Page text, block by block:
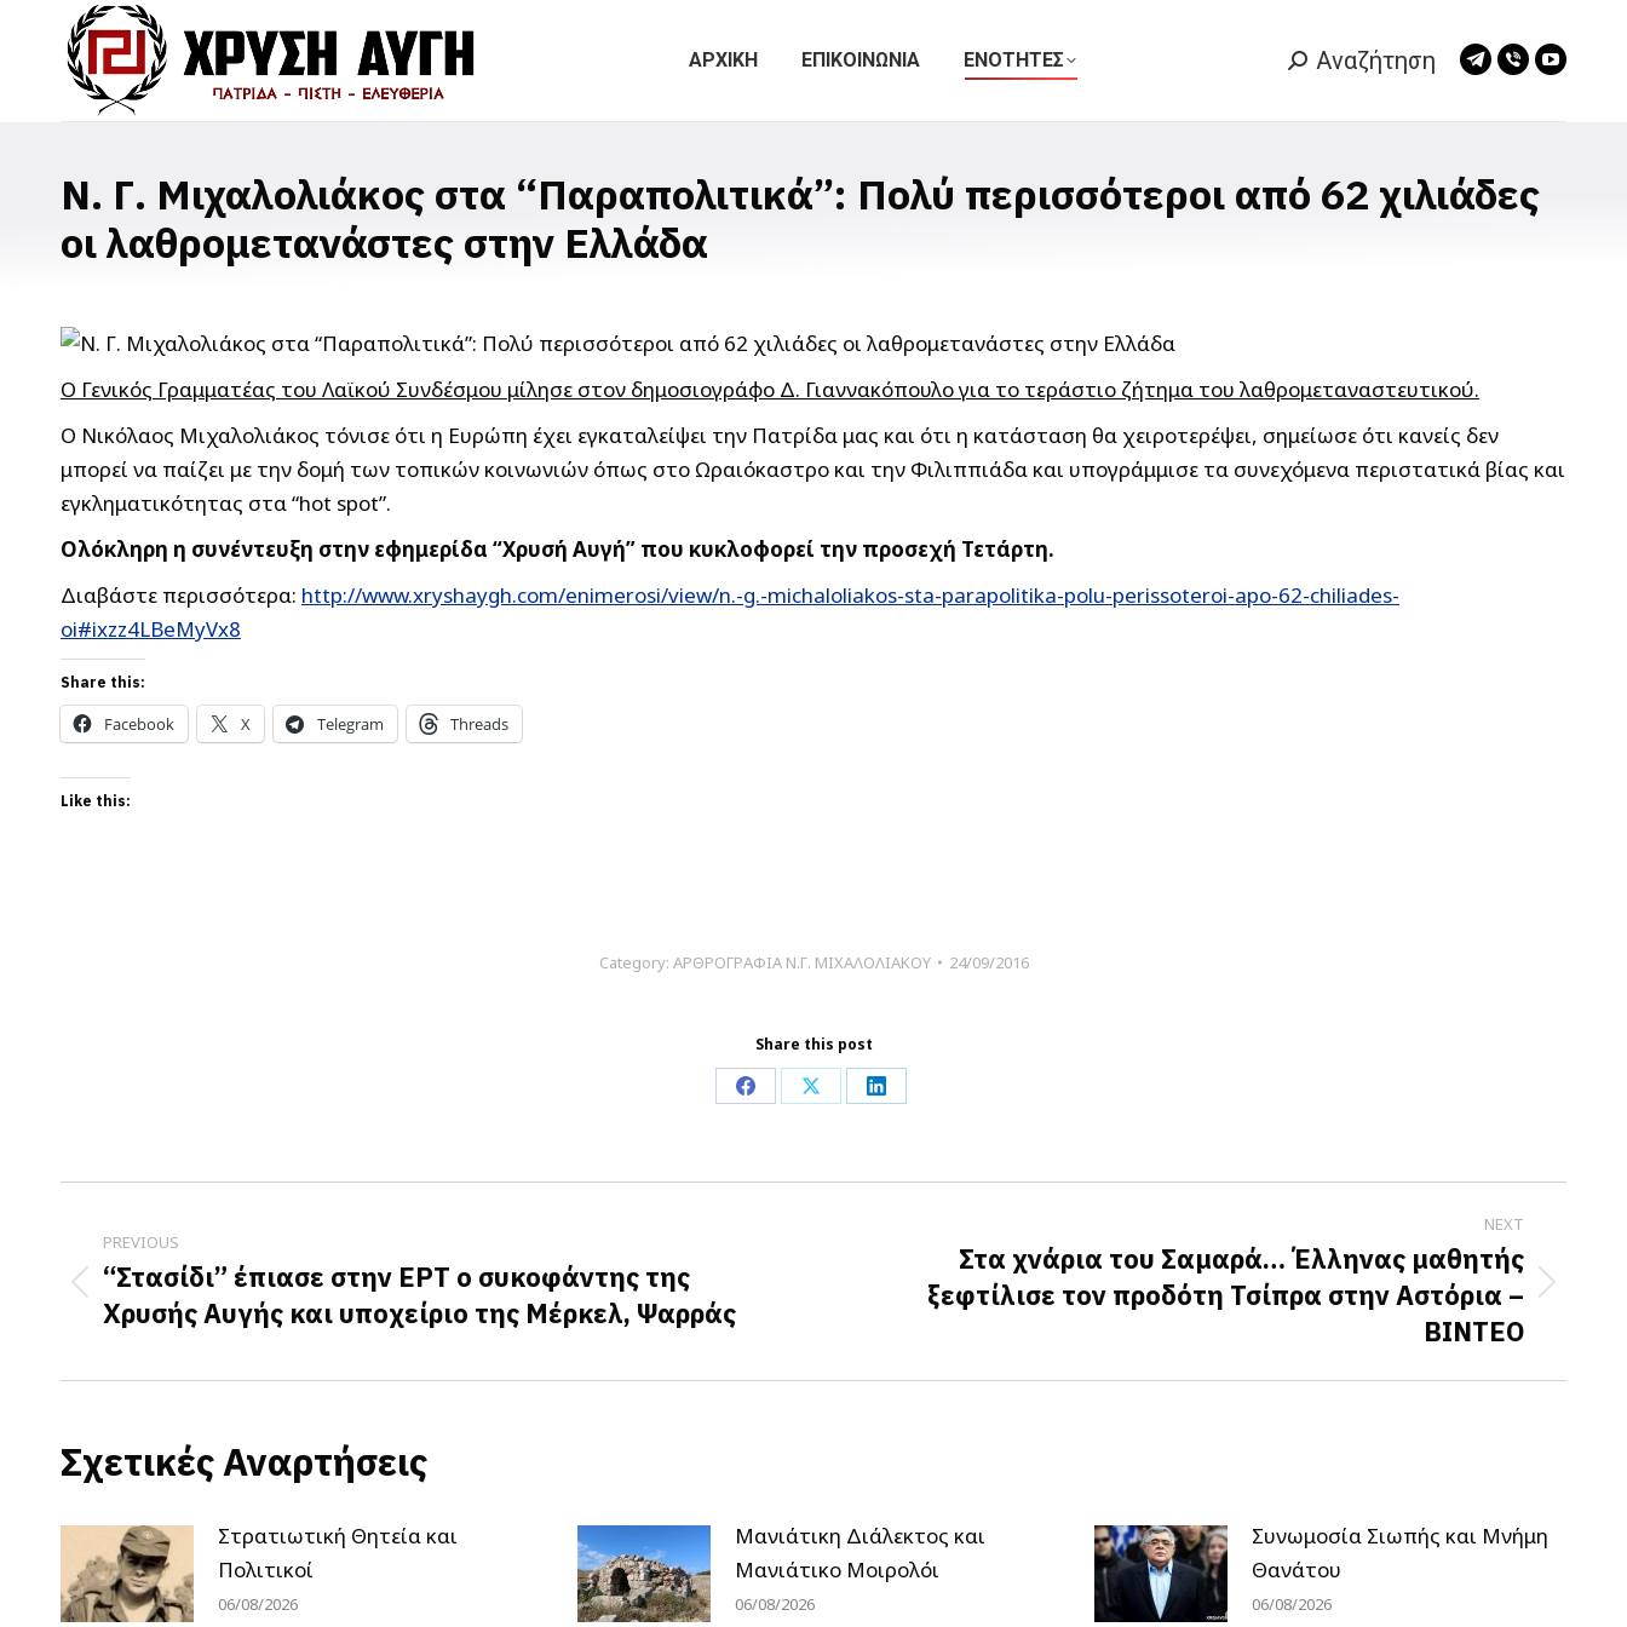
ΑΡΧΙΚΗ ΕΠΙΚΟΙΝΩΝΙΑ ΕΝΟΤΗΤΕΣ Search:
Αναζήτηση
Telegram
new
Viber
new
Ν. Γ. Μιχαλολιάκος στα “Παραπολιτικά”: Πολύ περισσότεροι από 62 χιλιάδες
οι λαθρομετανάστες στην Ελλάδα
Ο Γενικός Γραμματέας του Λαϊκού Συνδέσμου μίλησε στον δημοσιογράφο Δ. Γιαννακόπουλο για το τεράστιο ζήτημα του λαθρομεταναστευτικού.
Ο Νικόλαος Μιχαλολιάκος τόνισε ότι η Ευρώπη έχει εγκαταλείψει την Πατρίδα μας και ότι η κατάσταση θα χειροτερέψει, σημείωσε ότι κανείς δεν
μπορεί να παίζει με την δομή των τοπικών κοινωνιών όπως στο Ωραιόκαστρο και την Φιλιππιάδα και υπογράμμισε τα συνεχόμενα περιστατικά βίας και
εγκληματικότητας στα “hot spot”.
Ολόκληρη η συνέντευξη στην εφημερίδα “Χρυσή Αυγή” που κυκλοφορεί την προσεχή Τετάρτη.
Διαβάστε περισσότερα: http://www.xryshaygh.com/enimerosi/view/n.-g.-michaloliakos-sta-parapolitika-polu-perissoteroi-apo-62-chiliades-
oi#ixzz4LBeMyVx8
Share this:
Facebook X Telegram Threads
Like this:
Category: ΑΡΘΡΟΓΡΑΦΙΑ Ν.Γ. ΜΙΧΑΛΟΛΙΑΚΟΥ 24/09/2016
Share this post
Share
Facebook
Share
X
Share
LinkedIn
navigation
PREVIOUS
Previous
post:
“Στασίδι” έπιασε στην ΕΡΤ ο συκοφάντης της
Χρυσής Αυγής και υποχείριο της Μέρκελ, Ψαρράς
NEXT
Στα χνάρια του Σαμαρά… Έλληνας μαθητής
ξεφτίλισε τον προδότη Τσίπρα στην Αστόρια –
ΒΙΝΤΕΟ
Σχετικές Αναρτήσεις
Στρατιωτική Θητεία και
Πολιτικοί
06/08/2026
Μανιάτικη Διάλεκτος και
Μανιάτικο Μοιρολόι
06/08/2026
Συνωμοσία Σιωπής και Μνήμη
Θανάτου
06/08/2026